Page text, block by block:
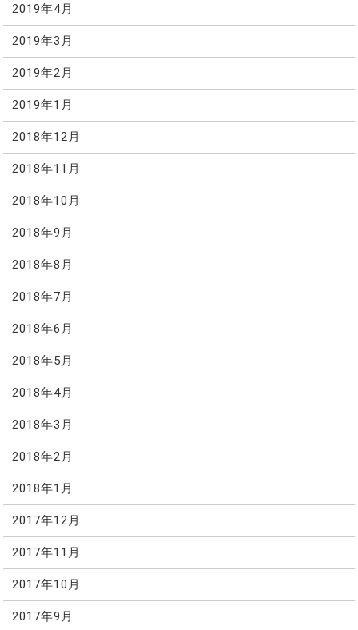
2019年4月
2019年3月
2019年2月
2019年1月
2018年12月
2018年11月
2018年10月
2018年9月
2018年8月
2018年7月
2018年6月
2018年5月
2018年4月
2018年3月
2018年2月
2018年1月
2017年12月
2017年11月
2017年10月
2017年9月